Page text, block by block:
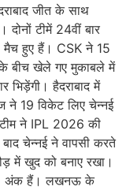
जीत के साथ
टीमें 24वीं बार
मैच हुए हैं। CSK ने 15
बीच खेले गए मुकाबले में
भिड़ेंगी। हैदराबाद में
ने 19 विकेट लिए चेन्नई
ने IPL 2026 की
चेन्नई ने वापसी करते
में खुद को बनाए रखा।
अंक हैं। लखनऊ के